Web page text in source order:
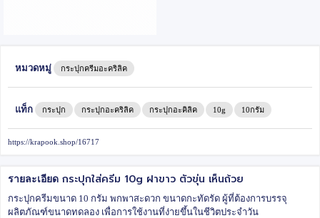
หมวดหมู่ กระปุกครีมอะคริลิค
แท็ก กระปุก กระปุกอะคริลิค กระปุกอะคิลิค 10g 10กรัม
https://krapook.shop/16717
รายละเอียด กระปุกใส่ครีม 10g ฝาขาว ตัวขุ่น เห็นถ้วย
กระปุกครีมขนาด 10 กรัม พกพาสะดวก ขนาดกะทัดรัด ผู้ที่ต้องการบรรจุ
ผลิตภัณฑ์ขนาดทดลอง เพื่อการใช้งานที่ง่ายขึ้นในชีวิตประจำวัน